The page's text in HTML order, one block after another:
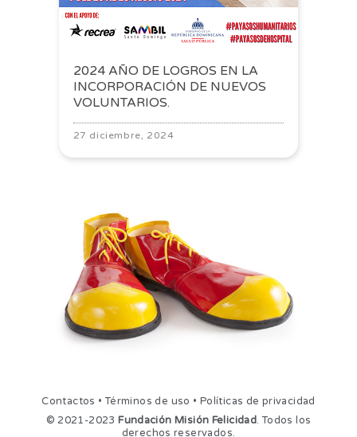
2024 AÑO DE LOGROS EN LA
INCORPORACIÓN DE NUEVOS
VOLUNTARIOS.
27 diciembre, 2024
Contactos •Términos de uso • Políticas de privacidad
© 2021-2023Fundación Misión Felicidad. Todos los
derechos reservados.